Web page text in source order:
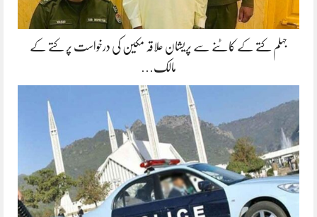
جہلم کتے کے کاٹنے سے پریشان علاقہ مکین کی درخواست پر کتے کے
مالک…